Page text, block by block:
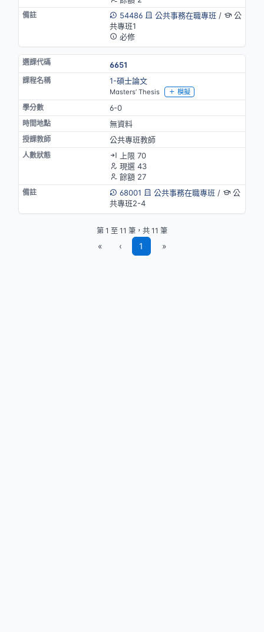
54486
公共事務在職專班/
公
共專班1
必修
6651
1-碩士論文
Masters’ Thesis 模擬
6-0
無資料
公共專班教師
上限 70
現選 43
餘額 27
68001
公共事務在職專班/
公
共專班2-4
第 1 至 11 筆，共 11 筆
« ‹ 1 »